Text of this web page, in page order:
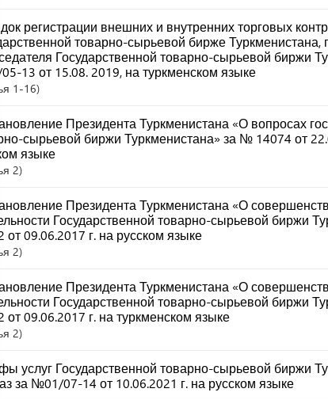
регистрации внешних и внутренних торговых
товарно-сырьевой бирже Туркменистана,
Государственной товарно-сырьевой биржи
13 от 15.08. 2019, на туркменском языке
1-16
Президента Туркменистана «О вопросах
сырьевой биржи Туркменистана» за № 14074 от
языке
2
Президента Туркменистана «О
Государственной товарно-сырьевой биржи
от 09.06.2017 г. на русском языке
2
Президента Туркменистана «О
Государственной товарно-сырьевой биржи
от 09.06.2017 г. на туркменском языке
2
услуг Государственной товарно-сырьевой биржи
за №01/07-14 от 10.06.2021 г. на русском языке